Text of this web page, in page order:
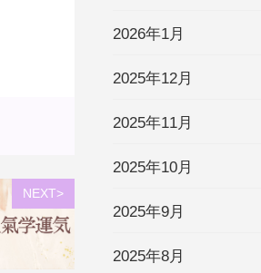
NEXT>
2026年1月
2025年12月
2025年11月
2025年10月
2025年9月
2025年8月